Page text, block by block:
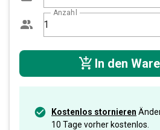
Anzahl
In den
Kostenlos stornieren
10 Tage vorher kostenlos.